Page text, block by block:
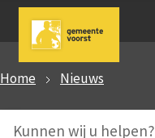
Home Nieuws